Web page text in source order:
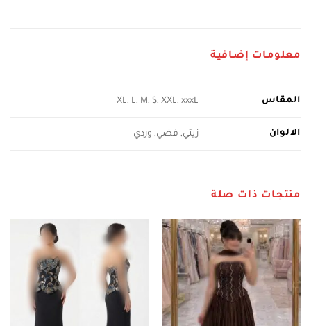
معلومات إضافية
المقاس XL, L, M, S, XXL, xxxL
الالوان زيتي, فضي, وردي
منتجات ذات صلة